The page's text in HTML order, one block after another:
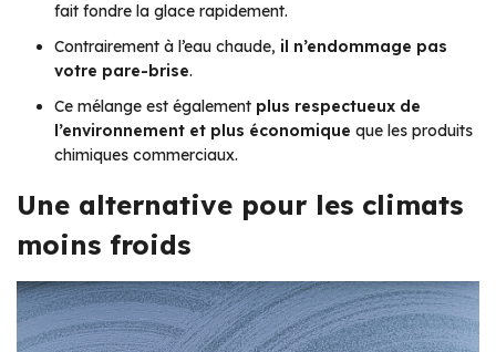
fait fondre la glace rapidement.
Contrairement à l’eau chaude, il n’endommage pas
votre pare-brise.
Ce mélange est également plus respectueux de
l’environnement et plus économique que les produits
chimiques commerciaux.
Une alternative pour les climats
moins froids